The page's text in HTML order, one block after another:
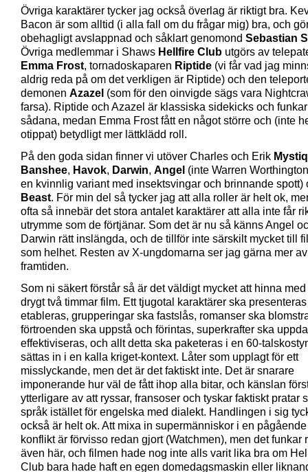
Övriga karaktärer tycker jag också överlag är riktigt bra.
Bacon är som alltid (i alla fall om du frågar mig) bra, och
obehagligt avslappnad och såklart genomond Sebastian
Övriga medlemmar i Shaws Hellfire Club utgörs av
Emma Frost, tornadoskaparen Riptide (vi får vad jag
aldrig reda på om det verkligen är Riptide) och den
demonen Azazel (som för den oinvigde sägs vara
farsa). Riptide och Azazel är klassiska sidekicks och
sådana, medan Emma Frost fått en något större och (inte
otippat) betydligt mer lättklädd roll.
På den goda sidan finner vi utöver Charles och Erik
Banshee, Havok, Darwin, Angel (inte Warren
en kvinnlig variant med insektsvingar och brinnande spott)
Beast. För min del så tycker jag att alla roller är helt ok,
ofta så innebär det stora antalet karaktärer att alla inte får
utrymme som de förtjänar. Som det är nu så känns Angel
Darwin rätt inslängda, och de tillför inte särskilt mycket till
som helhet. Resten av X-ungdomarna ser jag gärna mer
framtiden.
Som ni säkert förstår så är det väldigt mycket att hinna
drygt två timmar film. Ett tjugotal karaktärer ska
etableras, grupperingar ska fastslås, romanser ska
förtroenden ska uppstå och förintas, superkrafter ska
effektiviseras, och allt detta ska paketeras i en 60-
sättas in i en kalla kriget-kontext. Låter som upplagt för ett
misslyckande, men det är det faktiskt inte. Det är snarare
imponerande hur väl de fått ihop alla bitar, och känslan
ytterligare av att ryssar, fransoser och tyskar faktiskt pratar
språk istället för engelska med dialekt. Handlingen i sig
också är helt ok. Att mixa in supermänniskor i en
konflikt är förvisso redan gjort (Watchmen), men det funkar
även här, och filmen hade nog inte alls varit lika bra om
Club bara hade haft en egen domedagsmaskin eller